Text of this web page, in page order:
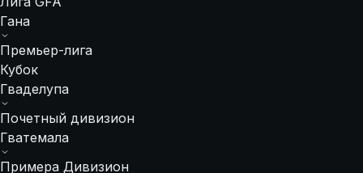
Гана
Премьер-лига
Кубок
Гваделупа
Почетный дивизион
Гватемала
Примера Дивизион